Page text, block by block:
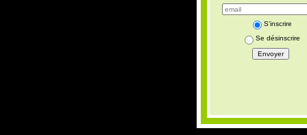
S'inscrire
Se désinscrire